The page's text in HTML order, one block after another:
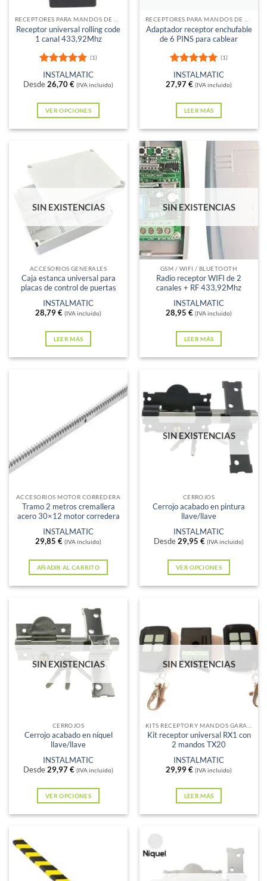
Receptor universal rolling code
1 canal 433,92Mhz
Valorado
con 5de 5
(1)
INSTALMATIC
Desde26,70€ (IVA incluido)
VER OPCIONES
tiene
opciones
se
pueden
en
la
de
Adaptador receptor enchufable
de 6 PINS para cablear
Valorado
con 5 de 5
(1)
INSTALMATIC
27,97€ (IVA incluido)
LEER MÁS
SIN EXISTENCIAS
ACCESORIOS GENERALES
Caja estanca universal para
placas de control de puertas
INSTALMATIC
28,79€ (IVA incluido)
LEER MÁS
SIN EXISTENCIAS
GSM / WIFI / BLUETOOTH
Radio receptor WIFI de 2
canales + RF 433,92Mhz
INSTALMATIC
28,95 € (IVA incluido)
LEER MÁS
ACCESORIOS MOTOR CORREDERA
Tramo 2 metros cremallera
acero 30×12 motor corredera
INSTALMATIC
29,85 € (IVA incluido)
AÑADIR AL CARRITO
SIN EXISTENCIAS
CERROJOS
Cerrojo acabado en pintura
llave/llave
INSTALMATIC
Desde29,95 € (IVA incluido)
VER OPCIONES
múltiples
variantes.
Las
opciones
en
la
de
SIN EXISTENCIAS
CERROJOS
Cerrojo acabado en níquel
llave/llave
INSTALMATIC
Desde29,97€ (IVA incluido)
VER OPCIONES
SIN EXISTENCIAS
Kit receptor universal RX1 con
2 mandos TX20
INSTALMATIC
29,99€ (IVA incluido)
LEER MÁS